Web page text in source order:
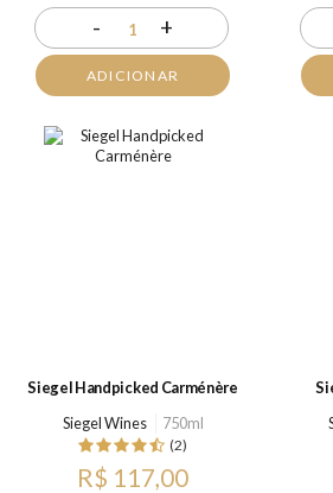
- 1 +
ADICIONAR
Siegel Handpicked Carménère
Siegel Wines
750ml
(2)
R$ 117,00